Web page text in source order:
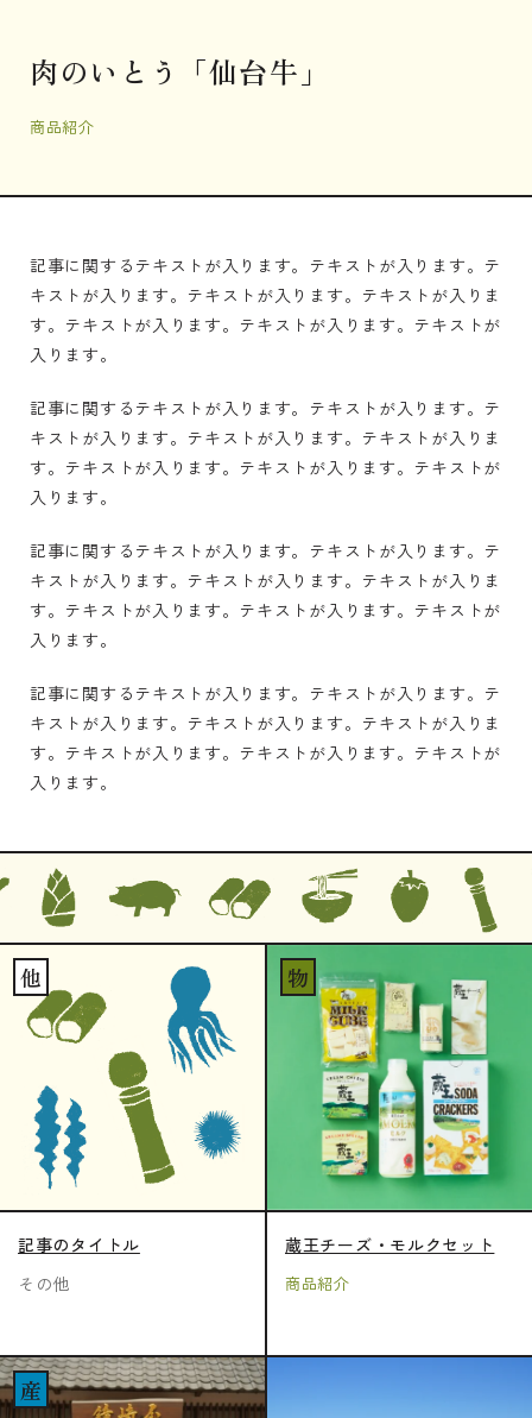
肉のいとう「仙台牛」
商品紹介
記事に関するテキストが入ります。テキストが入ります。テ
キストが入ります。テキストが入ります。テキストが入りま
す。テキストが入ります。テキストが入ります。テキストが
入ります。
記事に関するテキストが入ります。テキストが入ります。テ
キストが入ります。テキストが入ります。テキストが入りま
す。テキストが入ります。テキストが入ります。テキストが
入ります。
記事に関するテキストが入ります。テキストが入ります。テ
キストが入ります。テキストが入ります。テキストが入りま
す。テキストが入ります。テキストが入ります。テキストが
入ります。
記事に関するテキストが入ります。テキストが入ります。テ
キストが入ります。テキストが入ります。テキストが入りま
す。テキストが入ります。テキストが入ります。テキストが
入ります。
他
記事のタイトル
その他
物
蔵王チーズ・モルクセット
商品紹介
産
プ
らせ
案内
合わせ